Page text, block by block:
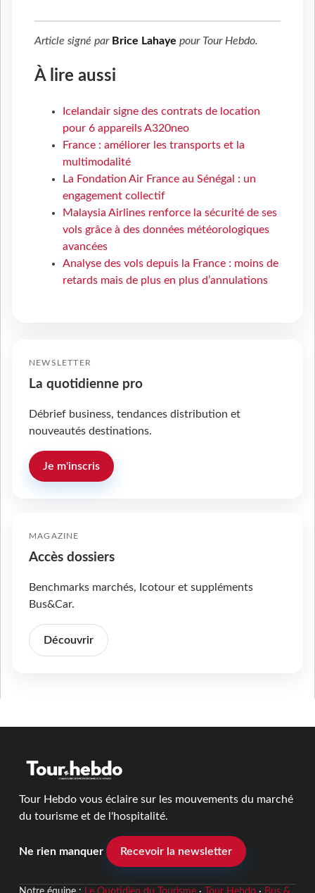
Article signé par Brice Lahaye pour Tour Hebdo.
À lire aussi
Icelandair signe des contrats de location
pour 6 appareils A320neo
France : améliorer les transports et la
multimodalité
La Fondation Air France au Sénégal : un
engagement collectif
Malaysia Airlines renforce la sécurité de ses
vols grâce à des données météorologiques
avancées
Analyse des vols depuis la France : moins de
retards mais de plus en plus d’annulations
NEWSLETTER
La quotidienne pro
Débrief business, tendances distribution et
nouveautés destinations.
Je m'inscris
MAGAZINE
Accès dossiers
Benchmarks marchés, Icotour et suppléments
Bus&Car.
Découvrir
Tour Hebdo vous éclaire sur les mouvements du marché
du tourisme et de l'hospitalité.
Ne rien manquer Recevoir la newsletter